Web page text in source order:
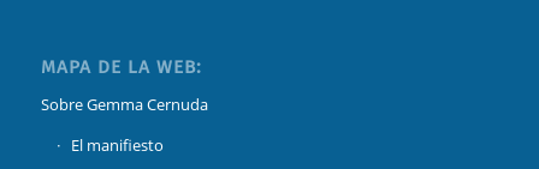
MAPA DE LA WEB:
Sobre Gemma Cernuda
El manifiesto